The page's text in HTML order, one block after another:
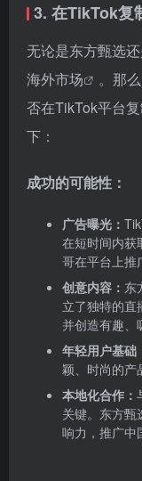
3. 在TikTok复
无论是东方甄选
海外市场
。那
否在TikTok平台
下：
成功的可能性：
广告曝光：
在短时间内获
哥在平台上推
创意内容： 东
立了独特的直
并创造有趣、
年轻用户基础
颖、时尚的产
本地化合作：
关键。东方甄
响力，推广中